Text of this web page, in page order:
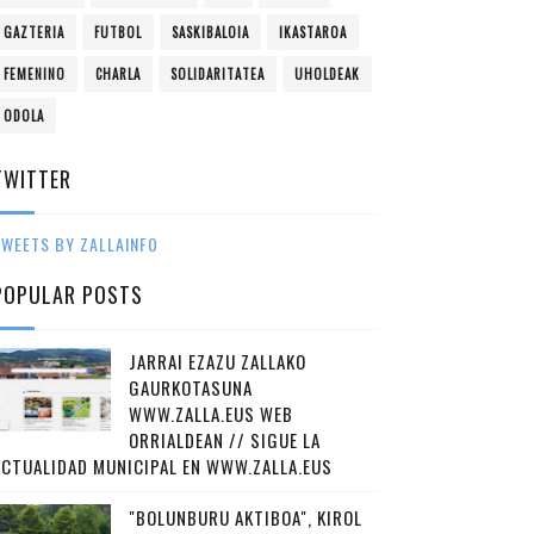
GAZTERIA FUTBOL SASKIBALOIA IKASTAROA
FEMENINO CHARLA SOLIDARITATEA UHOLDEAK
ODOLA
BY ZALLAINFO
POSTS
JARRAI EZAZU ZALLAKO
GAURKOTASUNA
WWW.ZALLA.EUS WEB
ORRIALDEAN // SIGUE LA
MUNICIPAL EN WWW.ZALLA.EUS
"BOLUNBURU AKTIBOA", KIROL